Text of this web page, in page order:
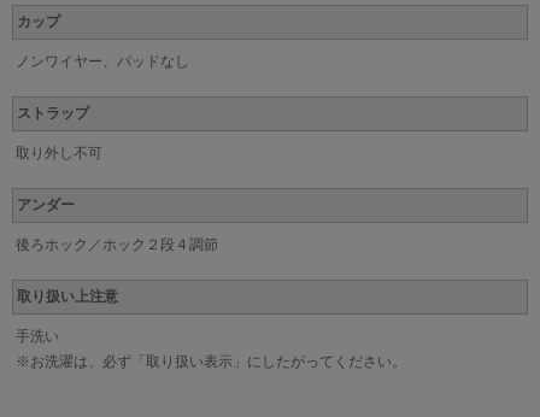
カップ
ノンワイヤー、パッドなし
ストラップ
取り外し不可
アンダー
後ろホック／ホック２段４調節
取り扱い上注意
手洗い
※お洗濯は、必ず「取り扱い表示」にしたがってください。